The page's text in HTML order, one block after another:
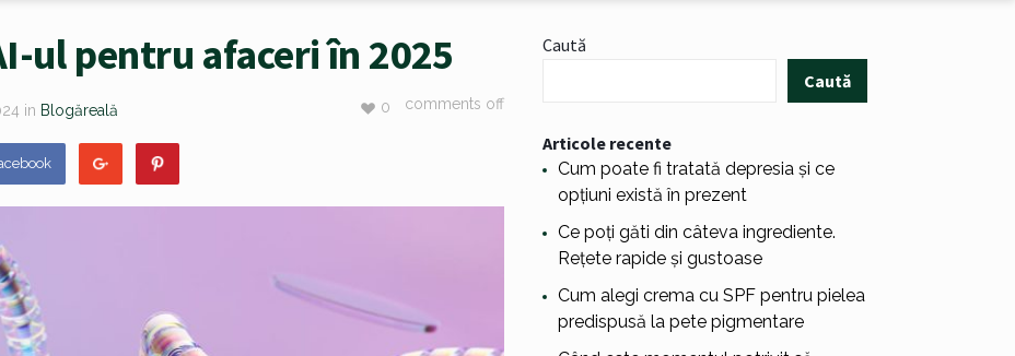
ul pentru afaceri în 2025
in Blogăreală comments off
0
Caută
Caută
Articole recente
Cum poate fi tratată depresia și ce
opțiuni există în prezent
Ce poți găti din câteva ingrediente.
Rețete rapide și gustoase
Cum alegi crema cu SPF pentru pielea
predispusă la pete pigmentare